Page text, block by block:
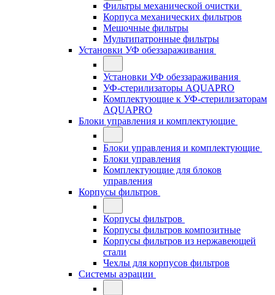
Фильтры механической очистки
Корпуса механических фильтров
Мешочные фильтры
Мультипатронные фильтры
Установки УФ обеззараживания
Установки УФ обеззараживания
УФ-стерилизаторы AQUAPRO
Комплектующие к УФ-стерилизаторам
AQUAPRO
Блоки управления и комплектующие
Блоки управления и комплектующие
Блоки управления
Комплектующие для блоков
управления
Корпусы фильтров
Корпусы фильтров
Корпусы фильтров композитные
Корпусы фильтров из нержавеющей
стали
Чехлы для корпусов фильтров
Системы аэрации